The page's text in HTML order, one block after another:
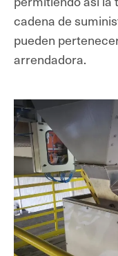
cadena de
pueden
arrendadora.